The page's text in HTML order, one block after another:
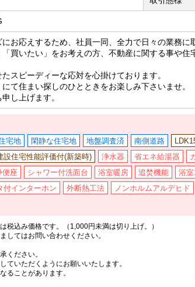
お応えするため、社員一同、全力で日々の業務に
買いたい」をお考えの方、不動産に関する事や
スピーディーな応対を心掛けております。
て住まい探しのひとときをお楽しみ下さいませ。
し上げます。
宅地 閑静な住宅地 地盤調査済 南側道路
設住宅性能評価付(新築時) 浄水器 省エネ給湯器
便座 シャワー付洗面台 浴室暖房 追焚機能 浴
付インターホン 外断熱工法 ノンホルムアルデヒド
込み価格です。（1,000円未満は切り上げ。）
してはお問い合わせください。
ください。
いただくようにお願いいたします。
ることがあります。